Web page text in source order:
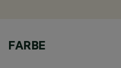
FARBE